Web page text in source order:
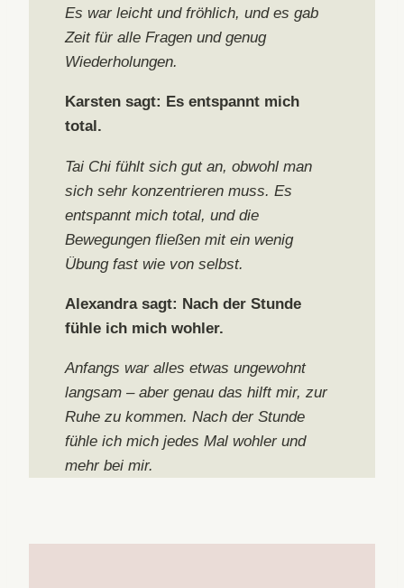
Es war leicht und fröhlich, und es gab
Zeit für alle Fragen und genug
Wiederholungen.
Karsten sagt: Es entspannt mich
total.
Tai Chi fühlt sich gut an, obwohl man
sich sehr konzentrieren muss. Es
entspannt mich total, und die
Bewegungen fließen mit ein wenig
Übung fast wie von selbst.
Alexandra sagt: Nach der Stunde
fühle ich mich wohler.
Anfangs war alles etwas ungewohnt
langsam – aber genau das hilft mir, zur
Ruhe zu kommen. Nach der Stunde
fühle ich mich jedes Mal wohler und
mehr bei mir.